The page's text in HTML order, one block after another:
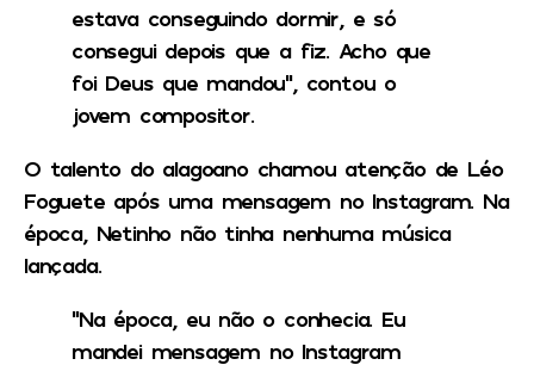
estava conseguindo dormir, e só
consegui depois que a fiz. Acho que
foi Deus que mandou”, contou o
jovem compositor.
O talento do alagoano chamou atenção de Léo
Foguete após uma mensagem no Instagram. Na
época, Netinho não tinha nenhuma música
lançada.
“Na época, eu não o conhecia. Eu
mandei mensagem no Instagram